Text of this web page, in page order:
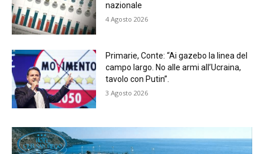
nazionale
4 Agosto 2026
Primarie, Conte: “Ai gazebo la linea del
campo largo. No alle armi all’Ucraina,
tavolo con Putin”.
3 Agosto 2026